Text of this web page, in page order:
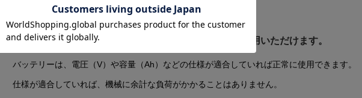
純正以外のバッテリーでも大丈夫？
互換バッテリーでも、仕様が適合していれば問題なくご使用いただけます。
バッテリーは、電圧（V）や容量（Ah）などの仕様が適合していれば正常に使用できます。
仕様が適合していれば、機械に余計な負荷がかかることはありません。